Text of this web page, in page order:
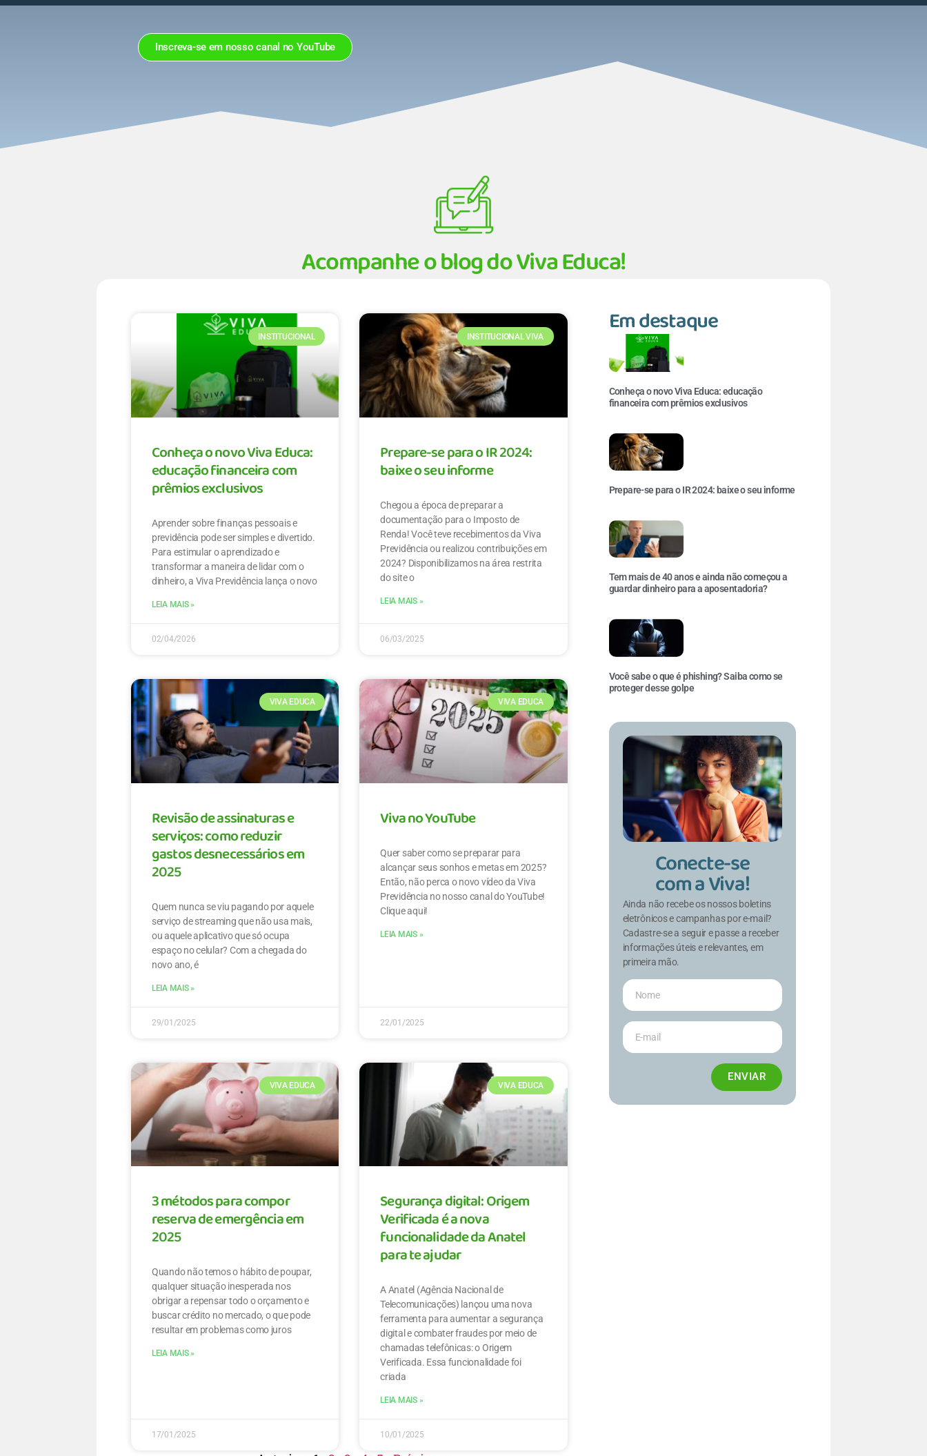
Inscreva-se em nosso canal no YouTube
Acompanhe o blog do Viva Educa!
INSTITUCIONAL
Conheça o novo Viva Educa:
educação financeira com
prêmios exclusivos
Aprender sobre finanças pessoais e
previdência pode ser simples e divertido.
Para estimular o aprendizado e
transformar a maneira de lidar com o
dinheiro, a Viva Previdência lança o novo
LEIA MAIS »
02/04/2026
INSTITUCIONAL VIVA
Prepare-se para o IR 2024:
baixe o seu informe
Chegou a época de preparar a
documentação para o Imposto de
Renda! Você teve recebimentos da Viva
Previdência ou realizou contribuições em
2024? Disponibilizamos na área restrita
do site o
LEIA MAIS »
06/03/2025
VIVA EDUCA
Revisão de assinaturas e
serviços: como reduzir
gastos desnecessários em
2025
Quem nunca se viu pagando por aquele
serviço de streaming que não usa mais,
ou aquele aplicativo que só ocupa
espaço no celular? Com a chegada do
novo ano, é
LEIA MAIS »
29/01/2025
VIVA EDUCA
Viva no YouTube
Quer saber como se preparar para
alcançar seus sonhos e metas em 2025?
Então, não perca o novo vídeo da Viva
Previdência no nosso canal do YouTube!
Clique aqui!
LEIA MAIS »
22/01/2025
VIVA EDUCA
3 métodos para compor
reserva de emergência em
2025
Quando não temos o hábito de poupar,
qualquer situação inesperada nos
obrigar a repensar todo o orçamento e
buscar crédito no mercado, o que pode
resultar em problemas como juros
LEIA MAIS »
17/01/2025
VIVA EDUCA
Segurança digital: Origem
Verificada é a nova
funcionalidade da Anatel
para te ajudar
A Anatel (Agência Nacional de
Telecomunicações) lançou uma nova
ferramenta para aumentar a segurança
digital e combater fraudes por meio de
chamadas telefônicas: o Origem
Verificada. Essa funcionalidade foi
criada
LEIA MAIS »
10/01/2025
Em destaque
Conheça o novo Viva Educa: educação
financeira com prêmios exclusivos
Prepare-se para o IR 2024: baixe o seu informe
Tem mais de 40 anos e ainda não começou a
guardar dinheiro para a aposentadoria?
Você sabe o que é phishing? Saiba como se
proteger desse golpe
Conecte-se
com a Viva!
Ainda não recebe os nossos boletins
eletrônicos e campanhas por e-mail?
Cadastre-se a seguir e passe a receber
informações úteis e relevantes, em
primeira mão.
ENVIAR